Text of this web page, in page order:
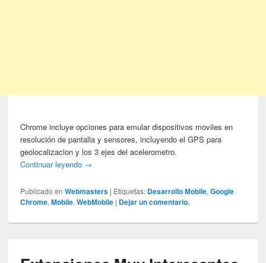
Chrome incluye opciones para emular dispositivos moviles en
resolución de pantalla y sensores, incluyendo el GPS para
geolocalizacion y los 3 ejes del acelerometro.
Continuar leyendo →
Publicado en Webmasters | Etiquetas: Desarrollo Mobile,Google
Chrome,Mobile,WebMobile | Dejar un comentario.